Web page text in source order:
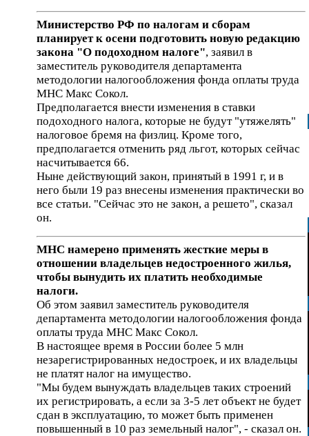
Министерство РФ по налогам и сборам
планирует к осени подготовить новую редакцию
закона "О подоходном налоге", заявил в
заместитель руководителя департамента
методологии налогообложения фонда оплаты труда
МНС Макс Сокол.
Предполагается внести изменения в ставки
подоходного налога, которые не будут "утяжелять"
налоговое бремя на физлиц. Кроме того,
предполагается отменить ряд льгот, которых сейчас
насчитывается 66.
Ныне действующий закон, принятый в 1991 г, и в
него были 19 раз внесены изменения практически во
все статьи. "Сейчас это не закон, а решето", сказал
он.
МНС намерено применять жесткие меры в
отношении владельцев недостроенного жилья,
чтобы вынудить их платить необходимые
налоги.
Об этом заявил заместитель руководителя
департамента методологии налогообложения фонда
оплаты труда МНС Макс Сокол.
В настоящее время в России более 5 млн
незарегистрированных недостроек, и их владельцы
не платят налог на имущество.
"Мы будем вынуждать владельцев таких строений
их регистрировать, а если за 3-5 лет объект не будет
сдан в эксплуатацию, то может быть применен
повышенный в 10 раз земельный налог", - сказал он.